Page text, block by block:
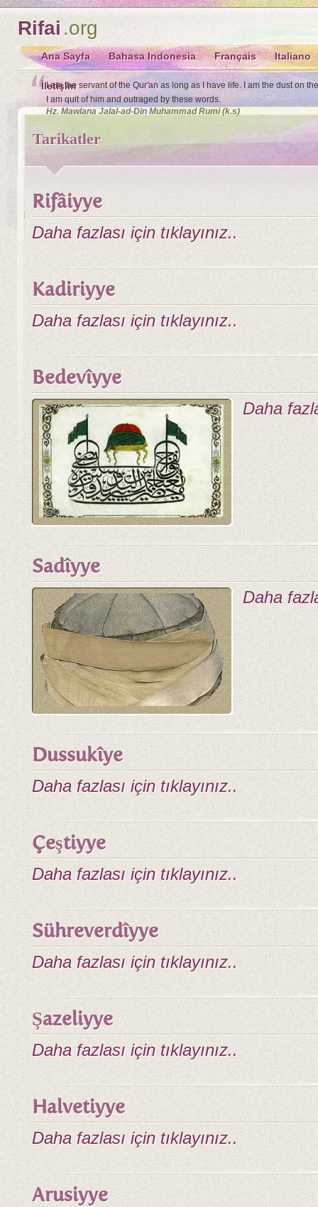
Rifai.org
Ana Sayfa Bahasa Indonesia Français Italiano
İletişim
I am the servant of the Qur'an as long as I have life. I am the dust on
I am quit of him and outraged by these words.
Hz. Mawlana Jalal-ad-Din Muhammad Rumi (k.s)
Tarikatler
Rifâiyye
Daha fazlası için tıklayınız..
Kadiriyye
Daha fazlası için tıklayınız..
Bedevîyye
Daha
Sadîyye
Daha
Dussukîye
Daha fazlası için tıklayınız..
Çeştiyye
Daha fazlası için tıklayınız..
Sühreverdîyye
Daha fazlası için tıklayınız..
Şazeliyye
Daha fazlası için tıklayınız..
Halvetiyye
Daha fazlası için tıklayınız..
Arusiyye